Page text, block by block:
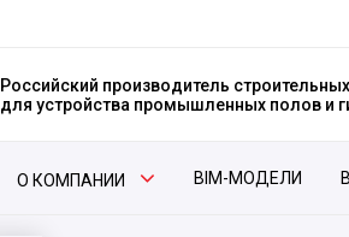
Российский производитель
для устройства промышленных полов и
О КОМПАНИИ BIM-МОДЕЛИ